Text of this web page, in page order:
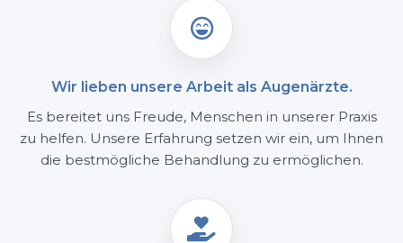

Wir lieben unsere Arbeit als Augenärzte.
Es bereitet uns Freude, Menschen in unserer Praxis
zu helfen. Unsere Erfahrung setzen wir ein, um Ihnen
die bestmögliche Behandlung zu ermöglichen.
